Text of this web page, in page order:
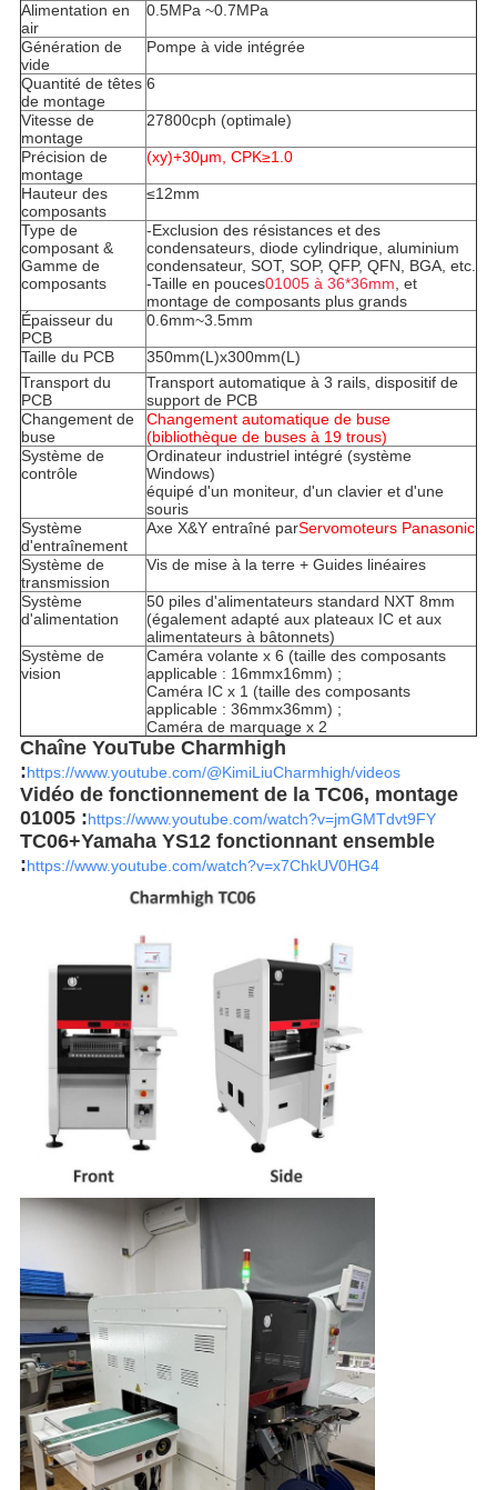
Alimentation en
air
0.5MPa ~0.7MPa
Génération de
vide
Pompe à vide intégrée
Quantité de têtes
de montage
6
Vitesse de
montage
27800cph (optimale)
Précision de
montage
(xy)+30μm, CPK≥1.0
Hauteur des
composants
≤12mm
Type de
composant &
Gamme de
composants
-Exclusion des résistances et des
condensateurs, diode cylindrique, aluminium
condensateur, SOT, SOP, QFP, QFN, BGA, etc.
-Taille en pouces01005 à 36*36mm, et
montage de composants plus grands
Épaisseur du
PCB
0.6mm~3.5mm
Taille du PCB
350mm(L)x300mm(L)
Transport du
PCB
Transport automatique à 3 rails, dispositif de
support de PCB
Changement de
buse
Changement automatique de buse
(bibliothèque de buses à 19 trous)
Système de
contrôle
Ordinateur industriel intégré (système
Windows)
équipé d'un moniteur, d'un clavier et d'une
souris
Système
d'entraînement
Axe X&Y entraîné parServomoteurs Panasonic
Système de
transmission
Vis de mise à la terre + Guides linéaires
Système
d'alimentation
50 piles d'alimentateurs standard NXT 8mm
(également adapté aux plateaux IC et aux
alimentateurs à bâtonnets)
Système de
vision
Caméra volante x 6 (taille des composants
applicable : 16mmx16mm) ;
Caméra IC x 1 (taille des composants
applicable : 36mmx36mm) ;
Caméra de marquage x 2
Chaîne YouTube Charmhigh
:https://www.youtube.com/@KimiLiuCharmhigh/videos
Vidéo de fonctionnement de la TC06, montage
01005 :https://www.youtube.com/watch?v=jmGMTdvt9FY
TC06+Yamaha YS12 fonctionnant ensemble
:https://www.youtube.com/watch?v=x7ChkUV0HG4